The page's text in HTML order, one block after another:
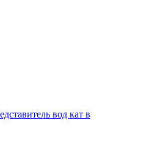
вод кат в